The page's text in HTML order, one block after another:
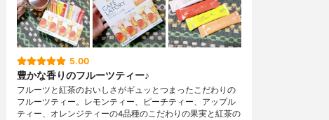
5.00
豊かな香りのフルーツティー♪
フルーツと紅茶のおいしさがギュッとつまったこだわりの
フルーツティー。レモンティー、ピーチティー、アップル
ティー、オレンジティーの4品種のこだわりの果実と紅茶の